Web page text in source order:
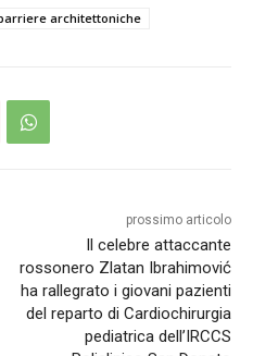
architettoniche
prossimo articolo
Il celebre attaccante
rossonero Zlatan Ibrahimović
ha rallegrato i giovani pazienti
del reparto di Cardiochirurgia
pediatrica dell’IRCCS